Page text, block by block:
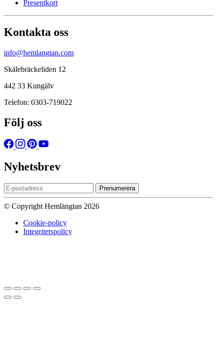
Presentkort
Kontakta oss
info@hemlangtan.com
Skälebräckeliden 12
442 33 Kungälv
Telefon: 0303-719022
Följ oss
Nyhetsbrev
Prenumerera
© Copyright Hemlängtan 2026
Cookie-policy
Integritetspolicy